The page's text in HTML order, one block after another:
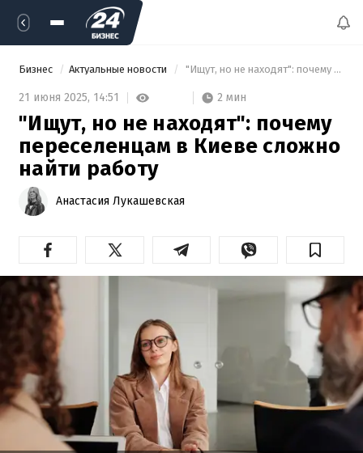
Бизнес Актуальные новости "Ищут, но не находят": почему переселенцам в Киеве сложно найти работу
21 июня 2025, 14:51 2 мин
"Ищут, но не находят": почему
переселенцам в Киеве сложно
найти работу
Анастасия Лукашевская